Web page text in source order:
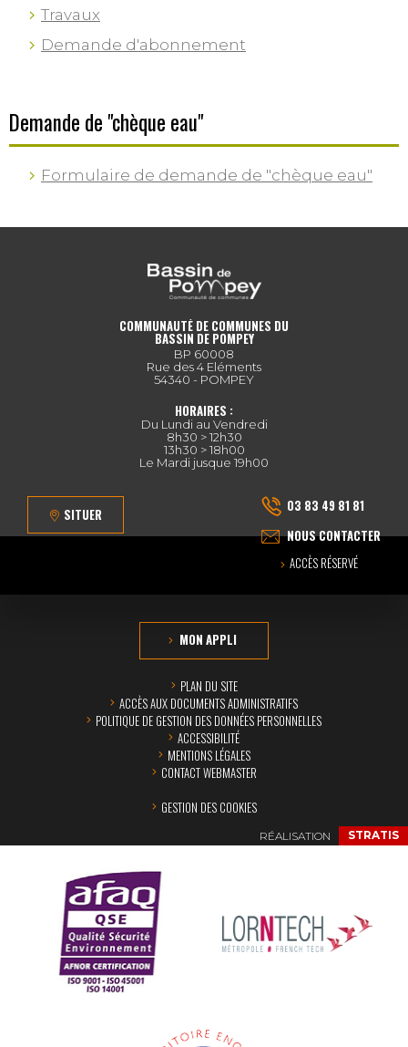
Travaux
Demande d'abonnement
Demande de "chèque eau"
Formulaire de demande de "chèque eau"
COMMUNAUTÉ DE COMMUNES DU
BASSIN DE POMPEY
BP 60008
Rue des 4 Eléments
54340 - POMPEY
HORAIRES :
Du Lundi au Vendredi
8h30 > 12h30
13h30 > 18h00
Le Mardi jusque 19h00
SITUER
03 83 49 81 81
NOUS CONTACTER
ACCÈS RÉSERVÉ
MON APPLI
PLAN DU SITE
ACCÈS AUX DOCUMENTS ADMINISTRATIFS
POLITIQUE DE GESTION DES DONNÉES PERSONNELLES
ACCESSIBILITÉ
MENTIONS LÉGALES
CONTACT WEBMASTER
GESTION DES COOKIES
RÉALISATION STRATIS